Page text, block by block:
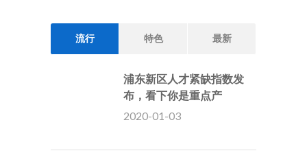
流行 特色 最新
浦东新区人才紧缺指数发
布，看下你是重点产
2020-01-03